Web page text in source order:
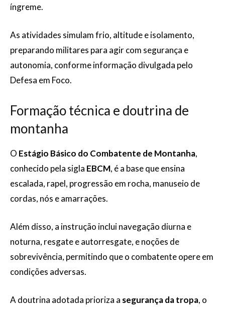
íngreme.
As atividades simulam frio, altitude e isolamento,
preparando militares para agir com segurança e
autonomia, conforme informação divulgada pelo
Defesa em Foco.
Formação técnica e doutrina de
montanha
O Estágio Básico do Combatente de Montanha,
conhecido pela sigla EBCM, é a base que ensina
escalada, rapel, progressão em rocha, manuseio de
cordas, nós e amarrações.
Além disso, a instrução inclui navegação diurna e
noturna, resgate e autorresgate, e noções de
sobrevivência, permitindo que o combatente opere em
condições adversas.
A doutrina adotada prioriza a segurança da tropa, o